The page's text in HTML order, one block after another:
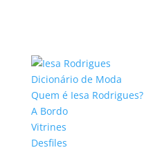
Dicionário de Moda
Quem é Iesa Rodrigues?
A Bordo
Vitrines
Desfiles